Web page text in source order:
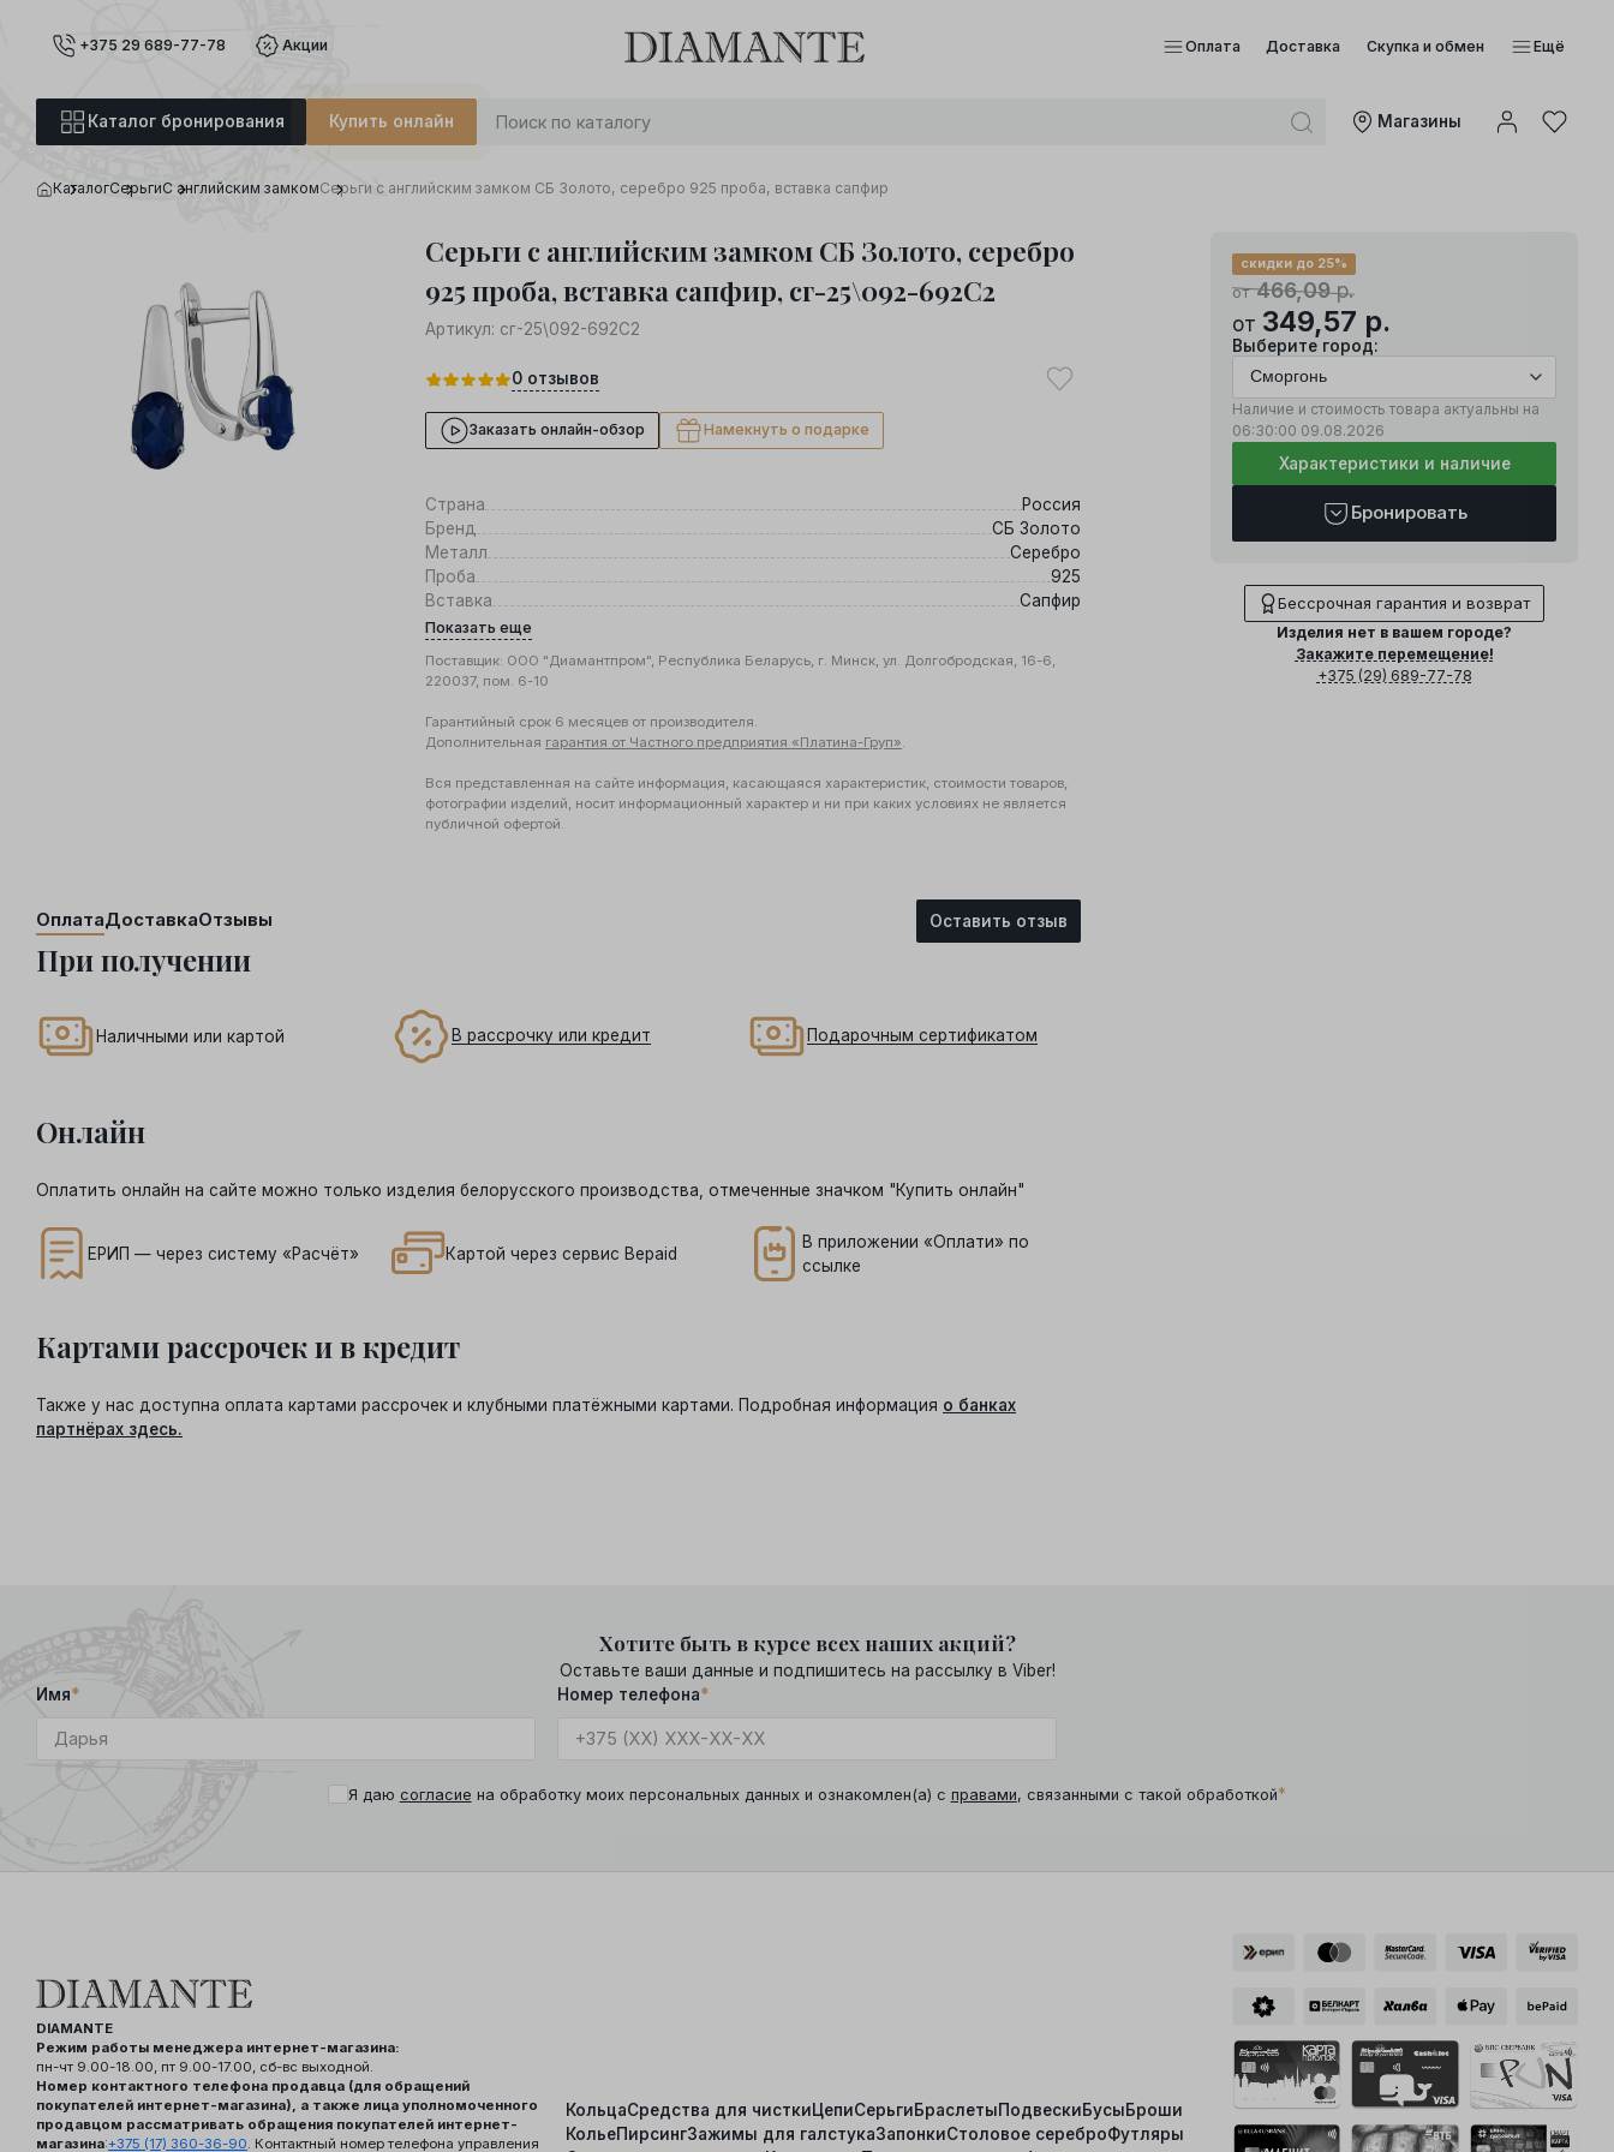
+375 29 689-77-78 Акции Оплата Доставка Скупка и обмен Ещё
Каталог бронирования Купить онлайн Mагазины
0 : 0 0
КаталогСерьгиС английским замкомСерьги с английским замком СБ Золото, серебро 925 проба, вставка сапфир
Серьги с английским замком СБ Золото, серебро
925 проба, вставка сапфир, сг-25\092-692С2
Артикул: сг-25\092-692С2
0 отзывов
Заказать онлайн-обзор Намекнуть о подарке
от466,09р.
скидки до 25%
от 349,57 р.
Выберите город:
Наличие и стоимость товара актуальны на
06:30:00 09.08.2026
Характеристики и наличие
Бронировать
Бессрочная гарантия и возврат
Изделия нет в вашем городе?
Закажите перемещение!
+375 (29) 689-77-78
Страна
Россия
Бренд
СБ Золото
Металл
Серебро
Проба
925
Вставка
Сапфир
Показать еще
Поставщик: ООО "Диамантпром", Республика Беларусь, г. Минск, ул. Долгобродская, 16-6,
220037, пом. 6-10
Гарантийный срок 6 месяцев от производителя.
Дополнительная гарантия от Частного предприятия «Платина-Груп».
Вся представленная на сайте информация, касающаяся характеристик, стоимости товаров,
фотографии изделий, носит информационный характер и ни при каких условиях не является
публичной офертой.
Оплата
При получении
Наличными или картой В рассрочку или кредит Подарочным сертификатом
Онлайн
Оплатить онлайн на сайте можно только изделия белорусского производства, отмеченные значком "Купить онлайн"
ЕРИП — через систему «Расчёт» Картой через сервис Bepaid
В приложении «Оплати» по
ссылке
Картами рассрочек и в кредит
Также у нас доступна оплата картами рассрочек и клубными платёжными картами. Подробная информация о банках
партнёрах здесь.
ДоставкаОтзывы Оставить отзыв
Хотите быть в курсе всех наших акций?
Оставьте ваши данные и подпишитесь на рассылку в Viber!
Имя* Номер телефона*
Я даю согласие на обработку моих персональных данных и ознакомлен(а) с правами, связанными с такой обработкой*
DIAMANTE
Режим работы менеджера интернет-магазина:
пн-чт 9.00-18.00, пт 9.00-17.00, сб-вс выходной.
Номер контактного телефона продавца (для обращений
покупателей интернет-магазина), а также лица уполномоченного
продавцом рассматривать обращения покупателей интернет-
магазина:+375 (17) 360-36-90 . Контактный номер телефона управления
КольцаСредства для чисткиЦепиСерьгиБраслетыПодвескиБусыБроши
КольеПирсингЗажимы для галстукаЗапонкиСтоловое сереброФутляры